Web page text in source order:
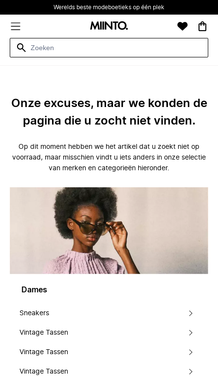
Werelds beste modeboetieks op één plek
Onze excuses, maar we konden de
pagina die u zocht niet vinden.
Op dit moment hebben we het artikel dat u zoekt niet op
voorraad, maar misschien vindt u iets anders in onze selectie
van merken en categorieën hieronder.
Dames
Sneakers
Vintage Tassen
Vintage Tassen
Vintage Tassen